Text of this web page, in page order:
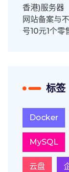
香港)服务器
网站备案与
号10元1个零
标签
Docker
MySQL
云盘